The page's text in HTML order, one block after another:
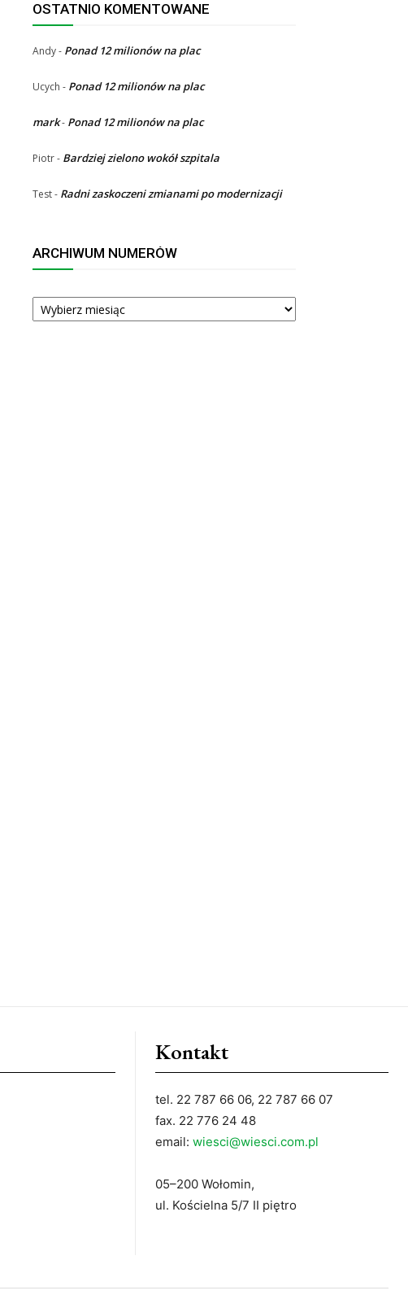
OSTATNIO KOMENTOWANE
Andy- Ponad 12 milionów na plac
Ucych - Ponad 12 milionów na plac
mark- Ponad 12 milionów na plac
Piotr- Bardziej zielono wokół szpitala
Test- Radni zaskoczeni zmianami po modernizacji
ARCHIWUM NUMERÓW
ARCHIWUM
NUMERÓW
Kontakt
tel. 22 787 66 06, 22 787 66 07
fax. 22 776 24 48
email: wiesci@wiesci.com.pl
05–200 Wołomin,
ul. Kościelna 5/7 II piętro